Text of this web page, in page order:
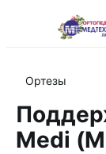
Ортезы
Medi